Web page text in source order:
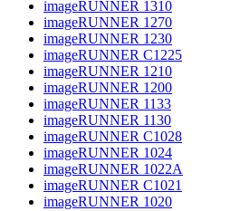
imageRUNNER 1310
imageRUNNER 1270
imageRUNNER 1230
imageRUNNER C1225
imageRUNNER 1210
imageRUNNER 1200
imageRUNNER 1133
imageRUNNER 1130
imageRUNNER C1028
imageRUNNER 1024
imageRUNNER 1022A
imageRUNNER C1021
imageRUNNER 1020